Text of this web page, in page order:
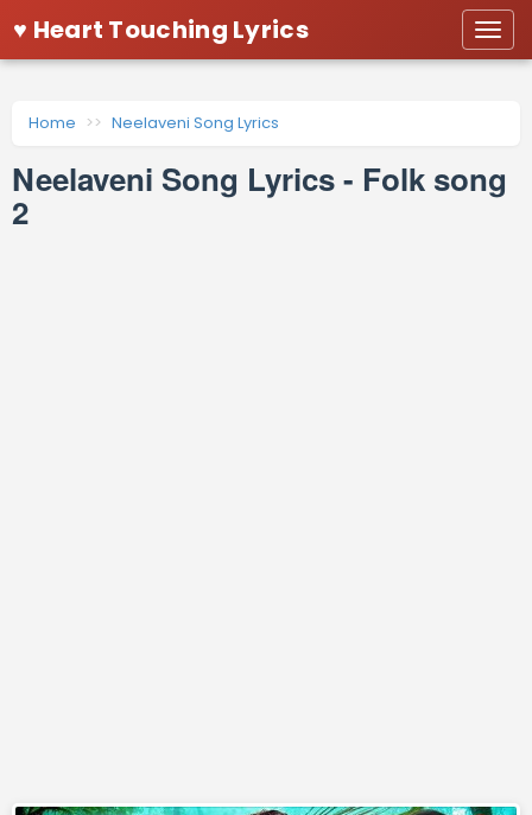
♥ Heart Touching Lyrics
Home Neelaveni Song Lyrics
Neelaveni Song Lyrics - Folk song
2